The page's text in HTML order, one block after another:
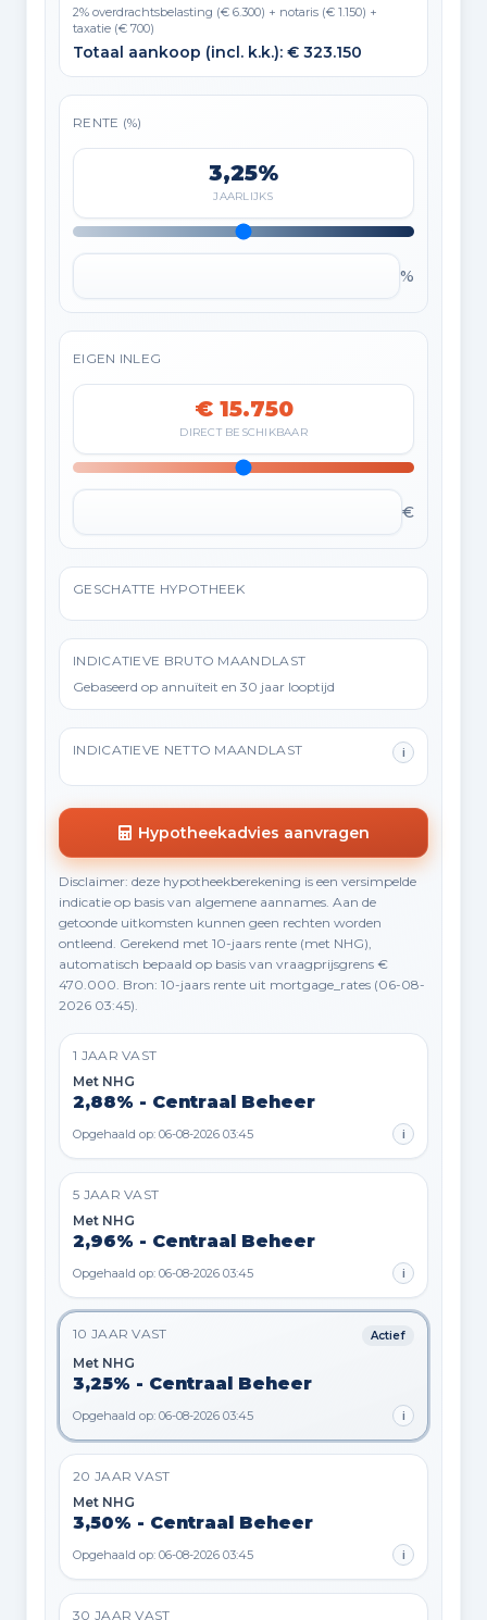
2% overdrachtsbelasting (€ 6.300) + notaris (€ 1.150) +
taxatie (€ 700)
Totaal aankoop (incl. k.k.): € 323.150
RENTE (%)
3,25%
JAARLIJKS
%
EIGEN INLEG
€ 15.750
DIRECT BESCHIKBAAR
€
GESCHATTE HYPOTHEEK
INDICATIEVE BRUTO MAANDLAST
Gebaseerd op annuïteit en 30 jaar looptijd
INDICATIEVE NETTO MAANDLAST i
Hypotheekadvies aanvragen
Disclaimer: deze hypotheekberekening is een versimpelde
indicatie op basis van algemene aannames. Aan de
getoonde uitkomsten kunnen geen rechten worden
ontleend. Gerekend met 10-jaars rente (met NHG),
automatisch bepaald op basis van vraagprijsgrens €
470.000. Bron: 10-jaars rente uit mortgage_rates (06-08-
2026 03:45).
1 JAAR VAST
Met NHG
2,88% - Centraal Beheer
Opgehaald op: 06-08-2026 03:45 i
5 JAAR VAST
Met NHG
2,96% - Centraal Beheer
Opgehaald op: 06-08-2026 03:45 i
10 JAAR VAST Actief
Met NHG
3,25% - Centraal Beheer
Opgehaald op: 06-08-2026 03:45 i
20 JAAR VAST
Met NHG
3,50% - Centraal Beheer
Opgehaald op: 06-08-2026 03:45 i
30 JAAR VAST